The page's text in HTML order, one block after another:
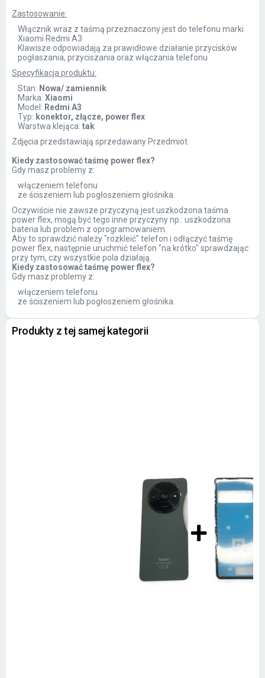
Zastosowanie:
Włącznik wraz z taśmą przeznaczony jest do telefonu marki
Xiaomi Redmi A3
Klawisze odpowiadają za prawidłowe działanie przycisków
pogłaszania, przyciszania oraz włączania telefonu
Specyfikacja produktu:
Stan: Nowa/ zamiennik
Marka: Xiaomi
Model: Redmi A3
Typ: konektor, złącze, power flex
Warstwa klejąca: tak
Zdjęcia przedstawiają sprzedawany Przedmiot.
Kiedy zastosować taśmę power flex?
Gdy masz problemy z:
włączeniem telefonu
ze ściszeniem lub pogłoszeniem głośnika.
Oczywiście nie zawsze przyczyną jest uszkodzona taśma
power flex, mogą być tego inne przyczyny np.: uszkodzona
bateria lub problem z oprogramowaniem.
Aby to sprawdzić należy "rozkleić" telefon i odłączyć taśmę
power flex, następnie uruchmić telefon "na krótko" sprawdzając
przy tym, czy wszystkie pola działają.
Kiedy zastosować taśmę power flex?
Gdy masz problemy z:
włączeniem telefonu
ze ściszeniem lub pogłoszeniem głośnika.
Produkty z tej samej kategorii